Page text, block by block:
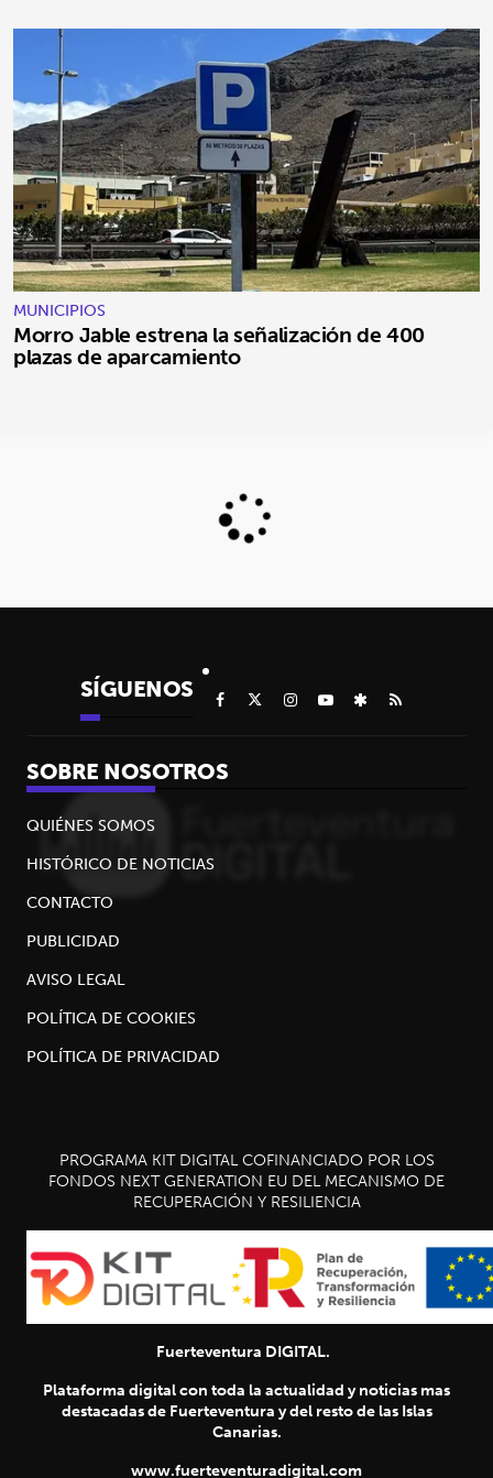
MUNICIPIOS
Morro Jable estrena la señalización de 400
plazas de aparcamiento
SÍGUENOS
SOBRE NOSOTROS
QUIÉNES SOMOS
HISTÓRICO DE NOTICIAS
CONTACTO
PUBLICIDAD
AVISO LEGAL
POLÍTICA DE COOKIES
POLÍTICA DE PRIVACIDAD
PROGRAMA KIT DIGITAL COFINANCIADO POR LOS
FONDOS NEXT GENERATION EU DEL MECANISMO DE
RECUPERACIÓN Y RESILIENCIA
Fuerteventura DIGITAL.
Plataforma digital con toda la actualidad y noticias mas
destacadas de Fuerteventura y del resto de las Islas
Canarias.
www.fuerteventuradigital.com